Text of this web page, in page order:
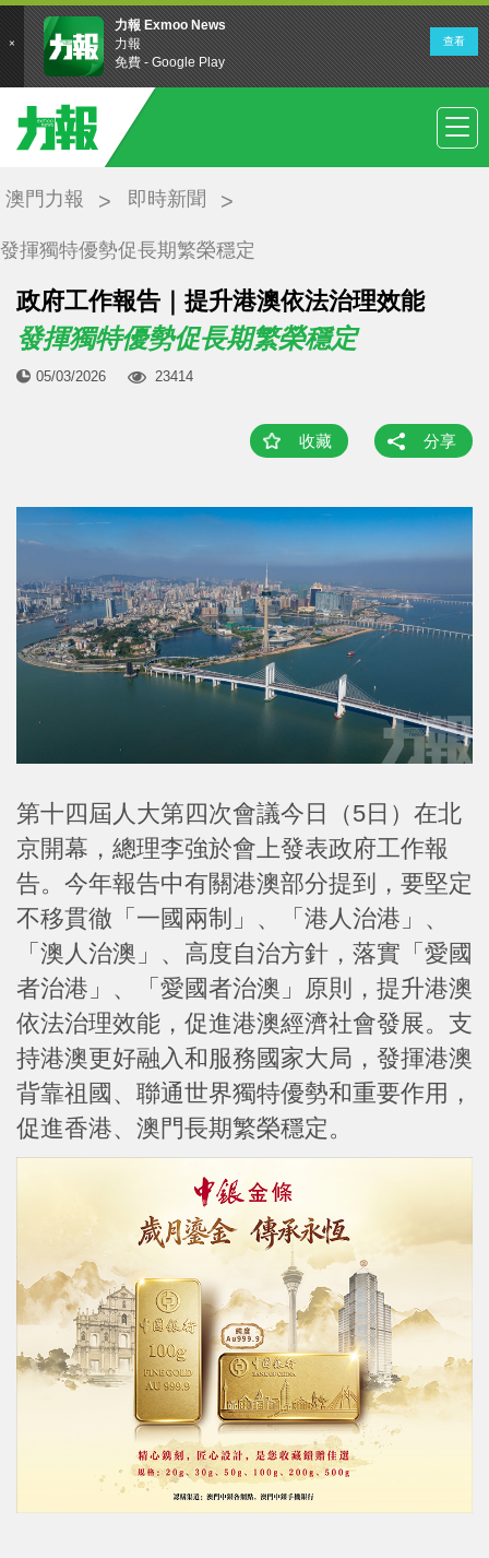
澳門力報 即時新聞
發揮獨特優勢促長期繁榮穩定
​政府工作報告｜提升港澳依法治理效能
發揮獨特優勢促長期繁榮穩定
05/03/2026 23414
收藏 分享
第十四屆人大第四次會議今日（5日）在北
京開幕，總理李強於會上發表政府工作報
告。今年報告中有關港澳部分提到，要堅定
不移貫徹「一國兩制」、「港人治港」、
「澳人治澳」、高度自治方針，落實「愛國
者治港」、「愛國者治澳」原則，提升港澳
依法治理效能，促進港澳經濟社會發展。支
持港澳更好融入和服務國家大局，發揮港澳
背靠祖國、聯通世界獨特優勢和重要作用，
促進香港、澳門長期繁榮穩定。